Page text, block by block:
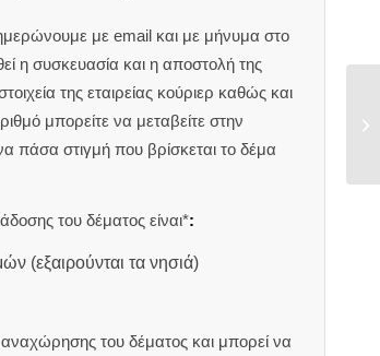
με email και με μήνυμα στο
η συσκευασία και η αποστολή της
της εταιρείας κούριερ καθώς και
μπορείτε να μεταβείτε στην
πάσα στιγμή που βρίσκεται το δέμα
του δέματος είναι*:
(εξαιρούνται τα νησιά)
του δέματος και μπορεί να